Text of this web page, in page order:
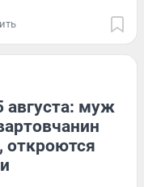
августа: муж
откроются